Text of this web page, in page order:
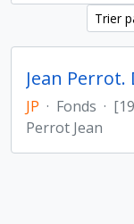
Trier
JP · Fonds ·
Perrot Jean